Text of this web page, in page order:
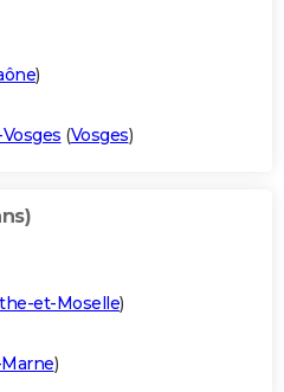
)
(Vosges)
et-Moselle)
)